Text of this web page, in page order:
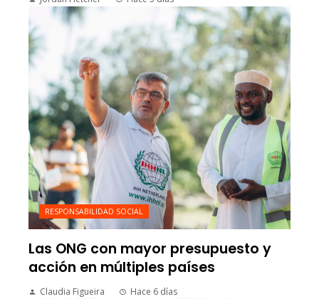
RESPONSABILIDAD SOCIAL
Las ONG con mayor presupuesto y
acción en múltiples países
Claudia Figueira Hace 6 días